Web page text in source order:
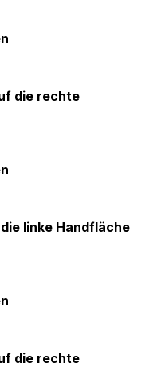
die rechte
linke Handfläche
die rechte